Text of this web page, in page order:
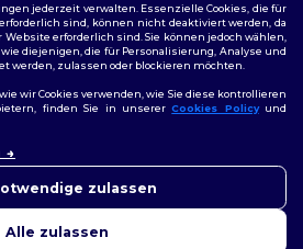
jederzeit verwalten. Essenzielle Cookies, die für
sind, können nicht deaktiviert werden, da
erforderlich sind. Sie können jedoch wählen,
wie diejenigen, die für Personalisierung, Analyse und
werden, zulassen oder blockieren möchten.
wir Cookies verwenden, wie Sie diese kontrollieren
finden Sie in unsererCookies Policyund
zulassen
Alle zulassen